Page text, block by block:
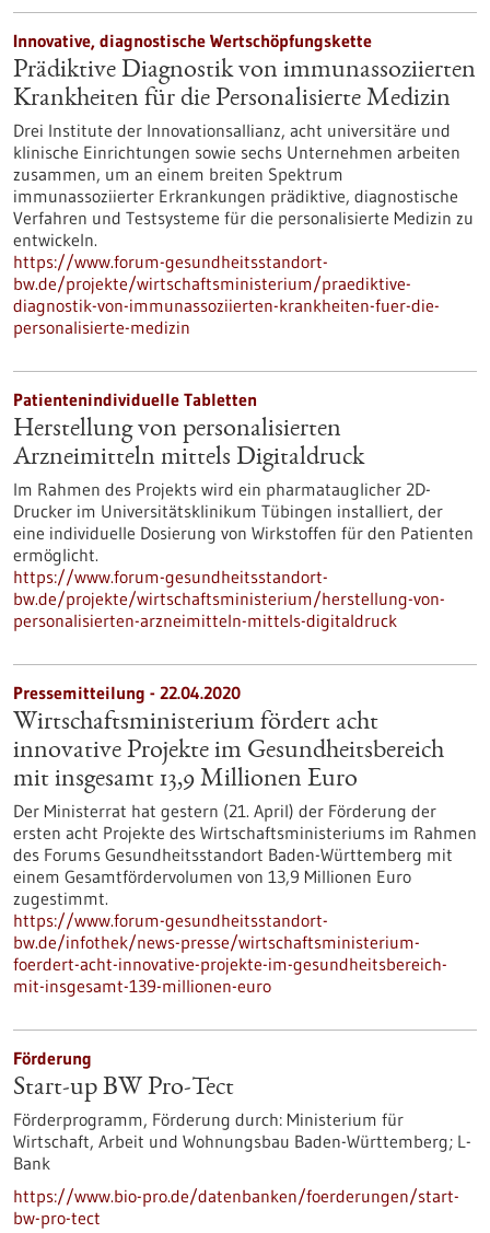
Innovative, diagnostische Wertschöpfungskette
Prädiktive Diagnostik von immunassoziierten
Krankheiten für die Personalisierte Medizin
Drei Institute der Innovationsallianz, acht universitäre und
klinische Einrichtungen sowie sechs Unternehmen arbeiten
zusammen, um an einem breiten Spektrum
immunassoziierter Erkrankungen prädiktive, diagnostische
Verfahren und Testsysteme für die personalisierte Medizin zu
entwickeln.
https://www.forum-gesundheitsstandort-
bw.de/projekte/wirtschaftsministerium/praediktive-
diagnostik-von-immunassoziierten-krankheiten-fuer-die-
personalisierte-medizin
Patientenindividuelle Tabletten
Herstellung von personalisierten
Arzneimitteln mittels Digitaldruck
Im Rahmen des Projekts wird ein pharmatauglicher 2D-
Drucker im Universitätsklinikum Tübingen installiert, der
eine individuelle Dosierung von Wirkstoffen für den Patienten
ermöglicht.
https://www.forum-gesundheitsstandort-
bw.de/projekte/wirtschaftsministerium/herstellung-von-
personalisierten-arzneimitteln-mittels-digitaldruck
Pressemitteilung - 22.04.2020
Wirtschaftsministerium fördert acht
innovative Projekte im Gesundheitsbereich
mit insgesamt 13,9 Millionen Euro
Der Ministerrat hat gestern (21. April) der Förderung der
ersten acht Projekte des Wirtschaftsministeriums im Rahmen
des Forums Gesundheitsstandort Baden-Württemberg mit
einem Gesamtfördervolumen von 13,9 Millionen Euro
zugestimmt.
https://www.forum-gesundheitsstandort-
bw.de/infothek/news-presse/wirtschaftsministerium-
foerdert-acht-innovative-projekte-im-gesundheitsbereich-
mit-insgesamt-139-millionen-euro
Förderung
Start-up BW Pro-Tect
Förderprogramm, Förderung durch: Ministerium für
Wirtschaft, Arbeit und Wohnungsbau Baden-Württemberg; L-
Bank
https://www.bio-pro.de/datenbanken/foerderungen/start-
bw-pro-tect